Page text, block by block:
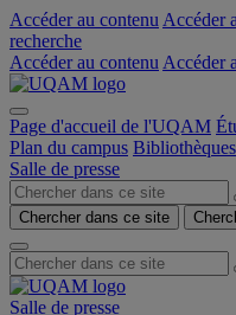
Accéder au contenu Accéder
recherche
Accéder au contenu Accéder
Page d'accueil de l'UQAM
Plan du campus Bibliothèques
Salle de presse
Chercher dans ce site
Salle de presse